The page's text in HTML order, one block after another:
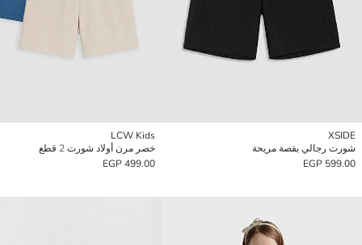
XSIDE
شورت رجالي بقصة مريحة
599.00 EGP
LCW Kids
خصر مرن أولاد شورت 2 قطع
499.00 EGP